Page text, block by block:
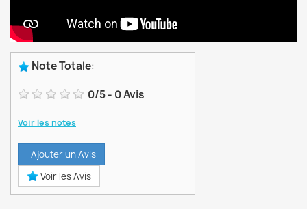
Note Totale:
0/5- 0Avis
Voir les notes
Ajouter un Avis
Voir les Avis